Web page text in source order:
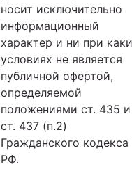
носит исключительно
информационный
характер и ни при
условиях не является
публичной офертой,
определяемой
положениями ст. 435 и
ст. 437 (п.2)
Гражданского кодекса
РФ.